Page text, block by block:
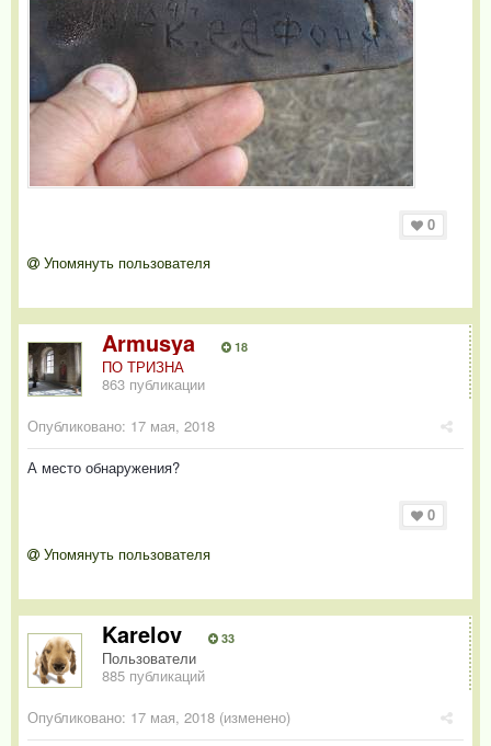
0
Упомянуть пользователя
Armusya 18
ПО ТРИЗНА
863 публикации
Опубликовано: 17 мая, 2018
А место обнаружения?
0
Упомянуть пользователя
Karelov 33
Пользователи
885 публикаций
Опубликовано: 17 мая, 2018 (изменено)